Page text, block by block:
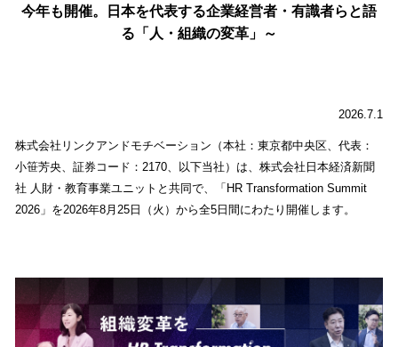
今年も開催。日本を代表する企業経営者・有識者らと語
る「人・組織の変革」～
2026.7.1
株式会社リンクアンドモチベーション（本社：東京都中央区、代表：
小笹芳央、証券コード：2170、以下当社）は、株式会社日本経済新聞
社 人財・教育事業ユニットと共同で、「HR Transformation Summit
2026」を2026年8月25日（火）から全5日間にわたり開催します。